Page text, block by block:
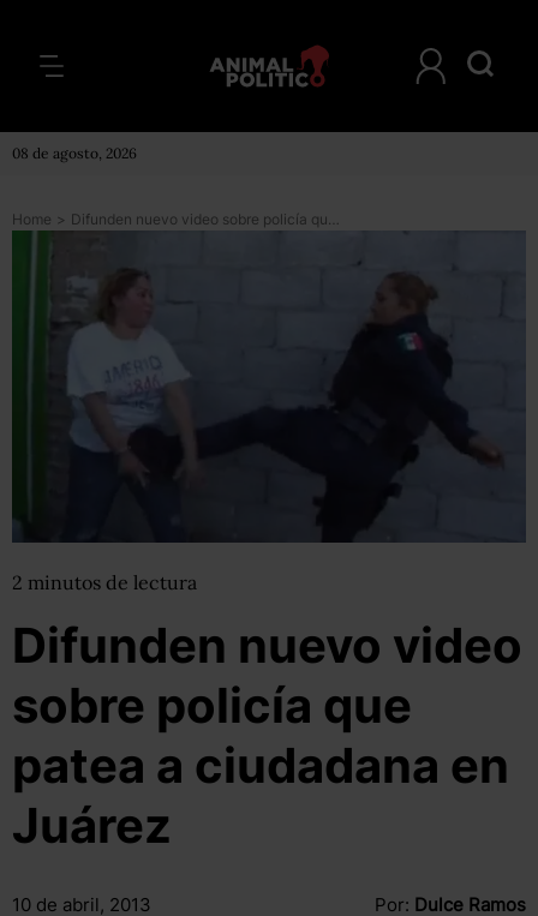
08 de agosto, 2026
Home > Difunden nuevo video sobre policía que patea a ciudadana en Juárez
2 minutos de lectura
Difunden nuevo video
sobre policía que
patea a ciudadana en
Juárez
10 de abril, 2013 Por: Dulce Ramos